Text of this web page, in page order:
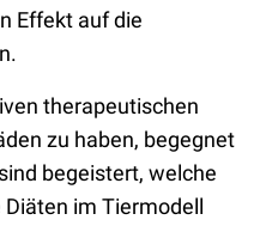
Effekt auf die
therapeutischen
zu haben, begegnet
begeistert, welche
im Tiermodell